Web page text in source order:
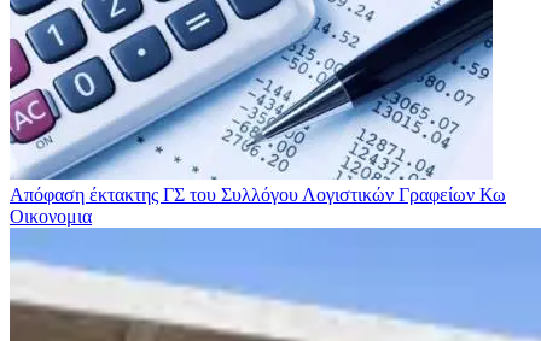
Απόφαση έκτακτης ΓΣ του Συλλόγου Λογιστικών Γραφείων Κω
Οικονομια